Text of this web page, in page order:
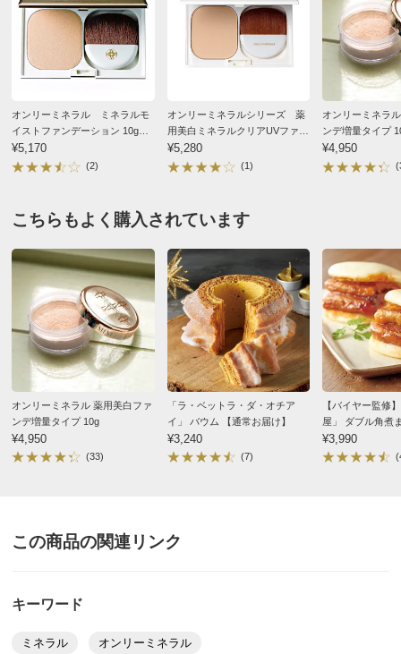
■内容量：10g
■医薬部外品
■SPF50+/PA++++
■アメリカ製
ディノスのサイズ
商品担当者より
ご期待に沿えず申し訳ございません。いただいたご
神奈川県 60代以上女性
旅行等の持ち歩き用に購入していますが、残り少なくな
ると、ちょっとした衝撃で割れてしまい使い辛くなりま
す。
それで、レフィルを購入しました。
これは、他のパウダーファンデーションでも同じだとお
もいます。
最後まで使い切るにはコツが要りますが、パウダーとブ
ラシを持ち歩く必要がないので便利です。
2025/01/04
奈良県 50代女性
カバー力が欲しい方にはやや
が、お肌が呼吸してる感じと
オンリーミネラル ミネラルモ
イストファンデーション 10g
（ケース・ブラシ付）
¥5,170
(2)
オンリーミネラルシリーズ 薬
用美白ミネラルクリアUVファン
デーション（10g） ケース・
ミニブラシ付き
¥5,280
(1)
オンリーミネラ
ンデ増量タイプ
¥4,950
こちらもよく購入されています
オンリーミネラル 薬用美白ファ
ンデ増量タイプ 10g
¥4,950
(33)
「ラ・ベットラ・ダ・オチア
イ」 バウム 【通常お届け】
¥3,240
(7)
【バイヤー監修
屋」 ダブル角煮
¥3,990
この商品の関連リンク
キーワード
ミネラル オンリーミネラル